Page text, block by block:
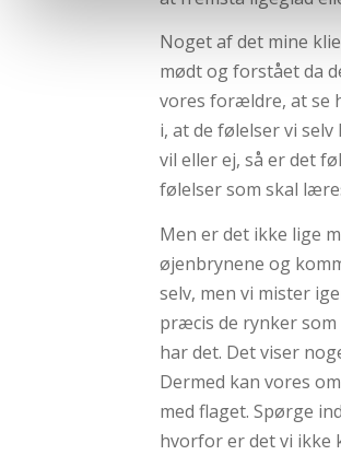
Noget af det mine
mødt og forstået da
vores forældre, at se
i, at de følelser vi
vil eller ej, så er det
følelser som skal
Men er det ikke lige
øjenbrynene og
selv, men vi mister
præcis de rynker som
har det. Det viser
Dermed kan vores
med flaget. Spørge
hvorfor er det vi ikke